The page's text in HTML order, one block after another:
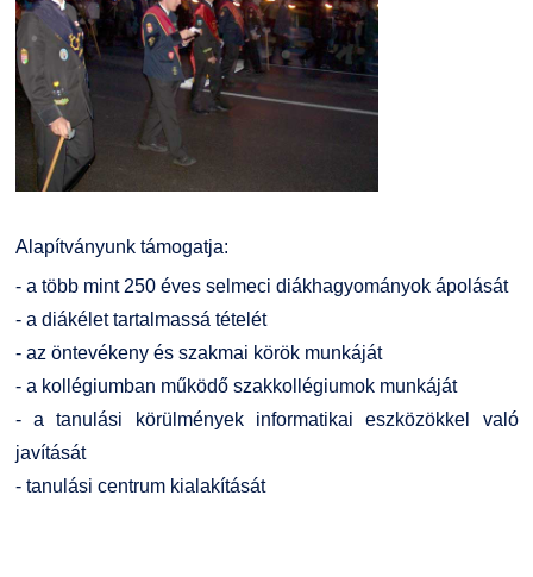
Alapítványunk támogatja:
- a több mint 250 éves selmeci diákhagyományok ápolását
- a diákélet tartalmassá tételét
- az öntevékeny és szakmai körök munkáját
- a kollégiumban működő szakkollégiumok munkáját
- a tanulási körülmények informatikai eszközökkel való
javítását
- tanulási centrum kialakítását